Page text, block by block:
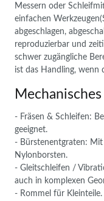
Messern oder
einfachen
abgeschlagen,
reproduzierbar und
schwer zugängliche
ist das Handling, wenn
- Fräsen & Schleifen:
geeignet.
- Bürstenentgraten:
Nylonborsten.
- Gleitschleifen /
auch in komplexen
- Rommel für Kleinteile.